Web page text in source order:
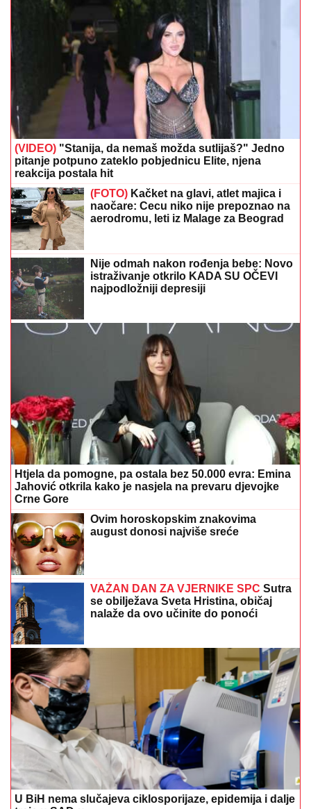
(VIDEO) "Stanija, da nemaš možda sutlijaš?" Jedno
pitanje potpuno zateklo pobjednicu Elite, njena
reakcija postala hit
(FOTO) Kačket na glavi, atlet majica i
naočare: Cecu niko nije prepoznao na
aerodromu, leti iz Malage za Beograd
Nije odmah nakon rođenja bebe: Novo
istraživanje otkrilo KADA SU OČEVI
najpodložniji depresiji
Htjela da pomogne, pa ostala bez 50.000 evra: Emina
Jahović otkrila kako je nasjela na prevaru djevojke
Crne Gore
Ovim horoskopskim znakovima
august donosi najviše sreće
VAŽAN DAN ZA VJERNIKE SPC Sutra
se obilježava Sveta Hristina, običaj
nalaže da ovo učinite do ponoći
U BiH nema slučajeva ciklosporijaze, epidemija i dalje